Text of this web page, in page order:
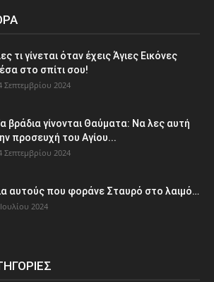
τι γίνεται όταν έχεις Άγιες Εικόνες
στο σπίτι σου!
Σεπτεμβρίου 2024
βράδια γίνονται Θαύματα: Να λες αυτή
προσευχή του Αγίου...
Σεπτεμβρίου 2024
αυτούς που φοράνε Σταυρό στο λαιμό…
2024